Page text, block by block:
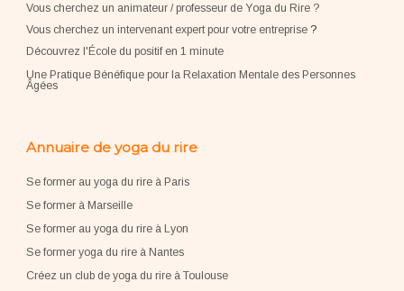
Vous cherchez un animateur / professeur de Yoga du Rire ?
Vous cherchez un intervenant expert pour votre entreprise?
Découvrez l'École du positif en 1 minute
Une Pratique Bénéfique pour la Relaxation Mentale des Personnes
Âgées
Annuaire de yoga du rire
Se former au yoga du rire à Paris
Se former à Marseille
Se former au yoga du rire à Lyon
Se former yoga du rire à Nantes
Créez un club de yoga du rire à Toulouse